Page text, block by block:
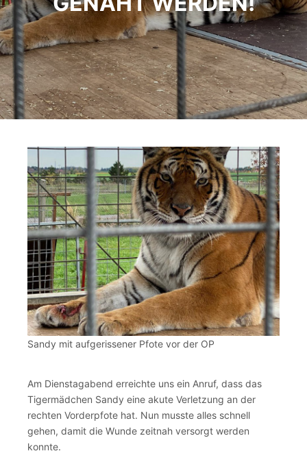
Sandy mit aufgerissener Pfote vor der OP
Am Dienstagabend erreichte uns ein Anruf, dass das
Tigermädchen Sandy eine akute Verletzung an der
rechten Vorderpfote hat. Nun musste alles schnell
gehen, damit die Wunde zeitnah versorgt werden
konnte.